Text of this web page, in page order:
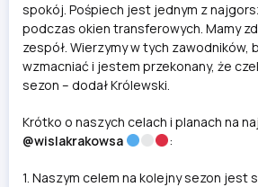
spokój. Pośpiech jest jednym z
podczas okien transferowych. Mamy
zespół. Wierzymy w tych zawodników,
wzmacniać i jestem przekonany, że
sezon – dodał Królewski.
Krótko o naszych celach i planach na
@wislakrakowsa
:
1. Naszym celem na kolejny sezon jest